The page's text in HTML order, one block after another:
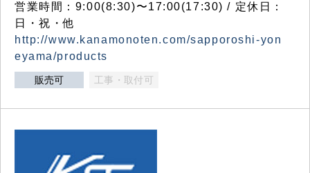
営業時間：9:00(8:30)〜17:00(17:30) / 定休日：
日・祝・他
http://www.kanamonoten.com/sapporoshi-yon
eyama/products
販売可 工事・取付可